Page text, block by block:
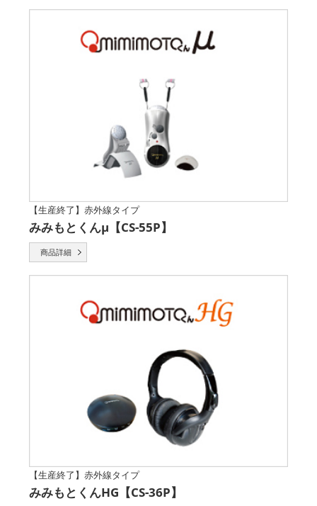
【生産終了】赤外線タイプ
みみもとくんμ【CS-55P】
商品詳細
【生産終了】赤外線タイプ
みみもとくんHG【CS-36P】